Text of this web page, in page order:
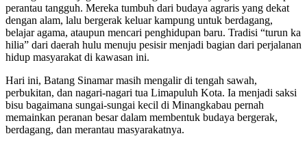
perantau tangguh. Mereka tumbuh dari budaya agraris yang dekat
dengan alam, lalu bergerak keluar kampung untuk berdagang,
belajar agama, ataupun mencari penghidupan baru. Tradisi “turun ka
hilia” dari daerah hulu menuju pesisir menjadi bagian dari perjalanan
hidup masyarakat di kawasan ini.
Hari ini, Batang Sinamar masih mengalir di tengah sawah,
perbukitan, dan nagari-nagari tua Limapuluh Kota. Ia menjadi saksi
bisu bagaimana sungai-sungai kecil di Minangkabau pernah
memainkan peranan besar dalam membentuk budaya bergerak,
berdagang, dan merantau masyarakatnya.